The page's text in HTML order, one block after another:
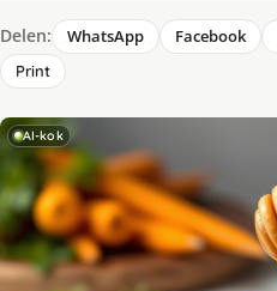
Delen: WhatsApp Facebook
Print
AI-kok